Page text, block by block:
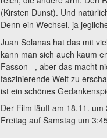
(Kirsten Dunst). Und
Denn ein Wechsel, ja
Juan Solanas hat das mit
kann man sich auch kaum
Fasson –, aber das macht
faszinierende Welt zu
ist ein schönes
Der Film läuft am 18.11.
Freitag auf Samstag um